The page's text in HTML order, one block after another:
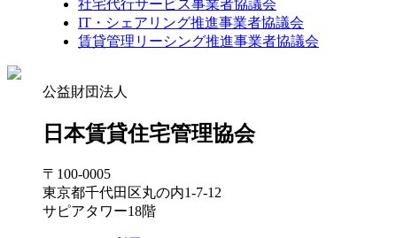
社宅代行サービス事業者協議会
IT・シェアリング推進事業者協議会
賃貸管理リーシング推進事業者協議会
公益財団法人
日本賃貸住宅管理協会
〒100-0005
東京都千代田区丸の内1-7-12
サピアタワー18階